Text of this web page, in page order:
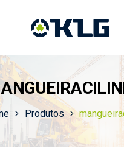
Produtos